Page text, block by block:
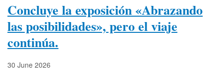
Concluye la exposición «Abrazando
las posibilidades», pero el viaje
continúa.
30 June 2026